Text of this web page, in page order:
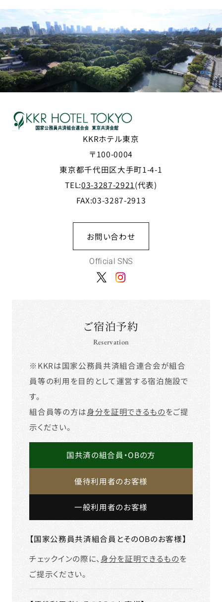
KKRホテル東京
〒100-0004
東京都千代田区大手町1-4-1
TEL:03-3287-2921(代表)
FAX:03-3287-2913
お問い合わせ
Official SNS
ご宿泊予約
Reservation
※KKRは国家公務員共済組合連合会が組合
員等の利用を目的として運営する宿泊施設で
す。
組合員等の方は身分を証明できるものをご提
示ください。
国共済の組合員・OBの方
優待利用者のお客様
一般利用者のお客様
【国家公務員共済組合員とそのOBのお客様】
チェックインの際に、身分を証明できるものを
ご提示ください。